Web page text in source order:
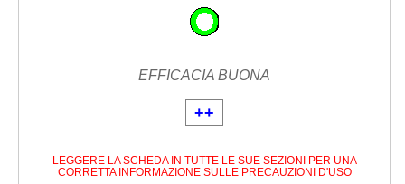
EFFICACIA BUONA
++
LEGGERE LA SCHEDA IN TUTTE LE SUE SEZIONI PER UNA
CORRETTA INFORMAZIONE SULLE PRECAUZIONI D'USO